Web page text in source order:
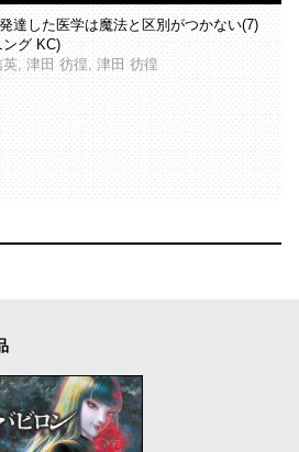
達した医学は魔法と区別がつかない(7)
ング KC)
, 津田 彷徨, 津田 彷徨